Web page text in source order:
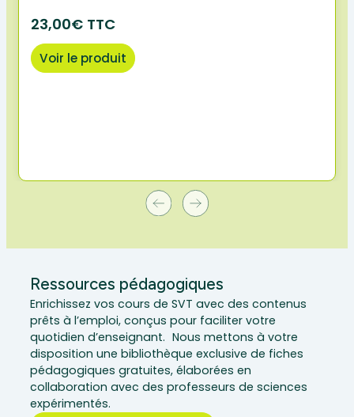
23,00€ TTC
Voir le produit
Ressources pédagogiques
Enrichissez vos cours de SVT avec des contenus
prêts à l’emploi, conçus pour faciliter votre
quotidien d’enseignant. Nous mettons à votre
disposition une bibliothèque exclusive de fiches
pédagogiques gratuites, élaborées en
collaboration avec des professeurs de sciences
expérimentés.